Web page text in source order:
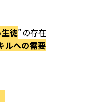
徒”の存在
ルへの需要